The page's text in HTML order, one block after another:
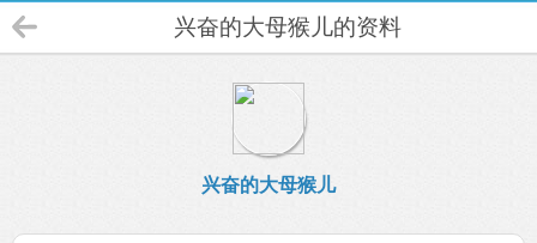
兴奋的大母猴儿的资料
兴奋的大母猴儿